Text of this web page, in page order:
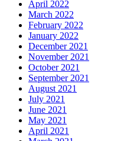
April 2022
March 2022
February 2022
January 2022
December 2021
November 2021
October 2021
September 2021
August 2021
July 2021
June 2021
May 2021
April 2021